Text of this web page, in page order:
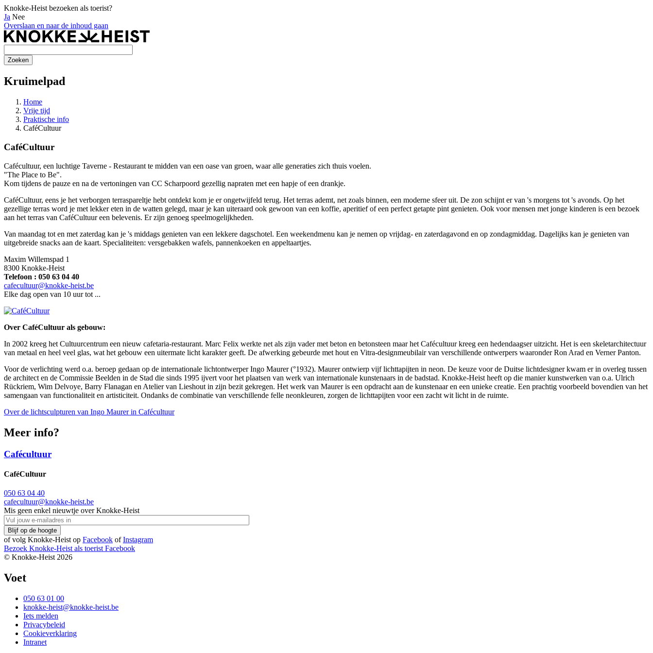
Knokke-Heist bezoeken als toerist?
Ja Nee
Overslaan en naar de inhoud gaan
Kruimelpad
Home
Vrije tijd
Praktische info
CaféCultuur
CaféCultuur
Cafécultuur, een luchtige Taverne - Restaurant te midden van een oase van groen, waar alle generaties zich thuis voelen.
"The Place to Be".
Kom tijdens de pauze en na de vertoningen van CC Scharpoord gezellig napraten met een hapje of een drankje.
CaféCultuur, eens je het verborgen terraspareltje hebt ontdekt kom je er ongetwijfeld terug. Het terras ademt, net zoals binnen, een moderne sfeer uit. De zon schijnt er van 's morgens tot 's avonds. Op het
gezellige terras word je met lekker eten in de watten gelegd, maar je kan uiteraard ook gewoon van een koffie, aperitief of een perfect getapte pint genieten. Ook voor mensen met jonge kinderen is een bezoek
aan het terras van CaféCultuur een belevenis. Er zijn genoeg speelmogelijkheden.
Van maandag tot en met zaterdag kan je 's middags genieten van een lekkere dagschotel. Een weekendmenu kan je nemen op vrijdag- en zaterdagavond en op zondagmiddag. Dagelijks kan je genieten van
uitgebreide snacks aan de kaart. Specialiteiten: versgebakken wafels, pannenkoeken en appeltaartjes.
Maxim Willemspad 1
8300 Knokke-Heist
Telefoon : 050 63 04 40
cafecultuur@knokke-heist.be
Elke dag open van 10 uur tot ...
Over CaféCultuur als gebouw:
In 2002 kreeg het Cultuurcentrum een nieuw cafetaria-restaurant. Marc Felix werkte net als zijn vader met beton en betonsteen maar het Cafécultuur kreeg een hedendaagser uitzicht. Het is een skeletarchitectuur
van metaal en heel veel glas, wat het gebouw een uitermate licht karakter geeft. De afwerking gebeurde met hout en Vitra-designmeubilair van verschillende ontwerpers waaronder Ron Arad en Verner Panton.
Voor de verlichting werd o.a. beroep gedaan op de internationale lichtontwerper Ingo Maurer (°1932). Maurer ontwierp vijf lichttapijten in neon. De keuze voor de Duitse lichtdesigner kwam er in overleg tussen
de architect en de Commissie Beelden in de Stad die sinds 1995 ijvert voor het plaatsen van werk van internationale kunstenaars in de badstad. Knokke-Heist heeft op die manier kunstwerken van o.a. Ulrich
Rückriem, Wim Delvoye, Barry Flanagan en Atelier van Lieshout in zijn bezit gekregen. Het werk van Maurer is een opdracht aan de kunstenaar en een unieke creatie. Een prachtig voorbeeld bovendien van het
samengaan van functionaliteit en artisticiteit. Ondanks de combinatie van verschillende felle neonkleuren, zorgen de lichttapijten voor een zacht wit licht in de ruimte.
Over de lichtsculpturen van Ingo Maurer in Cafécultuur
Meer info?
Cafécultuur
CaféCultuur
050 63 04 40
cafecultuur@knokke-heist.be
Mis geen enkel nieuwtje over Knokke-Heist
of volg Knokke-Heist op Facebook ofInstagram
Bezoek Knokke-Heist als toerist Facebook
© Knokke-Heist 2026
Voet
050 63 01 00
knokke-heist@knokke-heist.be
Iets melden
Privacybeleid
Cookieverklaring
Intranet